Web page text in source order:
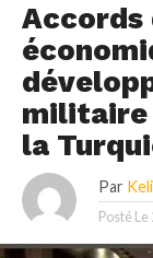
Accords
militaire
la
Par
Posté Le